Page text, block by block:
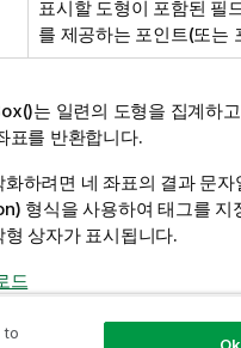
표시할 도형이 포함된 필
를 제공하는 포인트(또는
는 일련의 도형을 집계하
표를 반환합니다.
화하려면 네 좌표의 결과 문
형식을 사용하여 태그를 지
상자가 표시됩니다.
드
to